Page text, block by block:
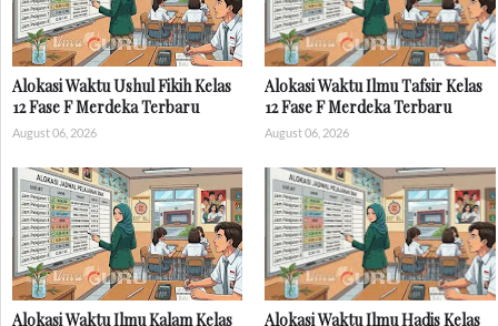
Alokasi Waktu Ushul Fikih Kelas
12 Fase F Merdeka Terbaru
August 06, 2026
Alokasi Waktu Ilmu Tafsir Kelas
12 Fase F Merdeka Terbaru
August 06, 2026
Alokasi Waktu Ilmu Kalam Kelas
Alokasi Waktu Ilmu Hadis Kelas